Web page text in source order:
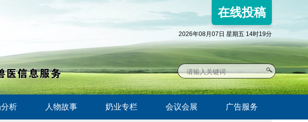
在线投稿
2026年08月07日 星期五 14时19分
析 人物故事 奶业专栏 会议会展 广告服务